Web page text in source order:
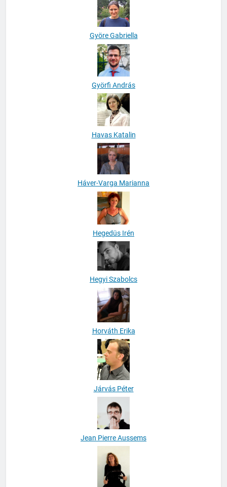
Györe Gabriella
Györfi András
Havas Katalin
Háver-Varga Marianna
Hegedüs Irén
Hegyi Szabolcs
Horváth Erika
Járvás Péter
Jean Pierre Aussems